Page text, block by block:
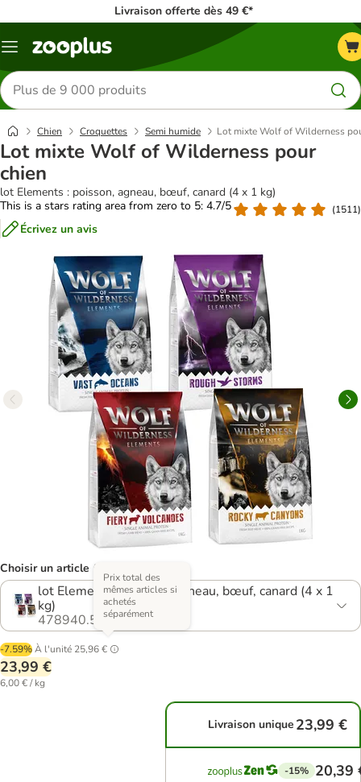
Livraison offerte dès 49 €*
Menu
Rechercher
des
produits
Chien Croquettes Semi humide Lot mixte Wolf of Wilderness
Lot mixte Wolf of Wilderness pour
chien
lot Elements : poisson, agneau, bœuf, canard (4 x 1 kg)
This is a stars rating area from zero to 5: 4.7/5
(1511)
Écrivez un avis
Choisir un article (3 variantes)
lot Elements : poisson, agneau, bœuf, canard (4 x 1
kg)
478940.5
-7.59%À l'unité 25,96 €
Prix total des
mêmes articles si
achetés
séparément
23,99 €
6,00 € / kg
Livraison unique 23,99 €
-15% 20,39